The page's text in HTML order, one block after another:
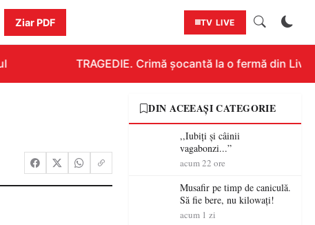
Ziar PDF TV LIVE
TRAGEDIE. Crimă șocantă la o fermă din
DIN ACEEAȘI CATEGORIE
,,Iubiți și câinii
vagabonzi...”
acum 22 ore
Musafir pe timp de caniculă.
Să fie bere, nu kilowați!
acum 1 zi